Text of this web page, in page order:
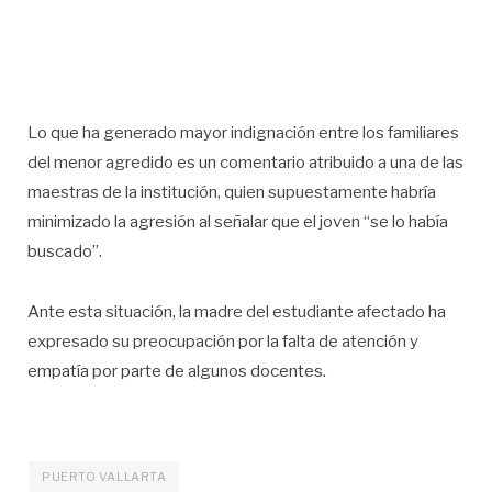
Lo que ha generado mayor indignación entre los familiares
del menor agredido es un comentario atribuido a una de las
maestras de la institución, quien supuestamente habría
minimizado la agresión al señalar que el joven “se lo había
buscado”.
Ante esta situación, la madre del estudiante afectado ha
expresado su preocupación por la falta de atención y
empatía por parte de algunos docentes.
PUERTO VALLARTA